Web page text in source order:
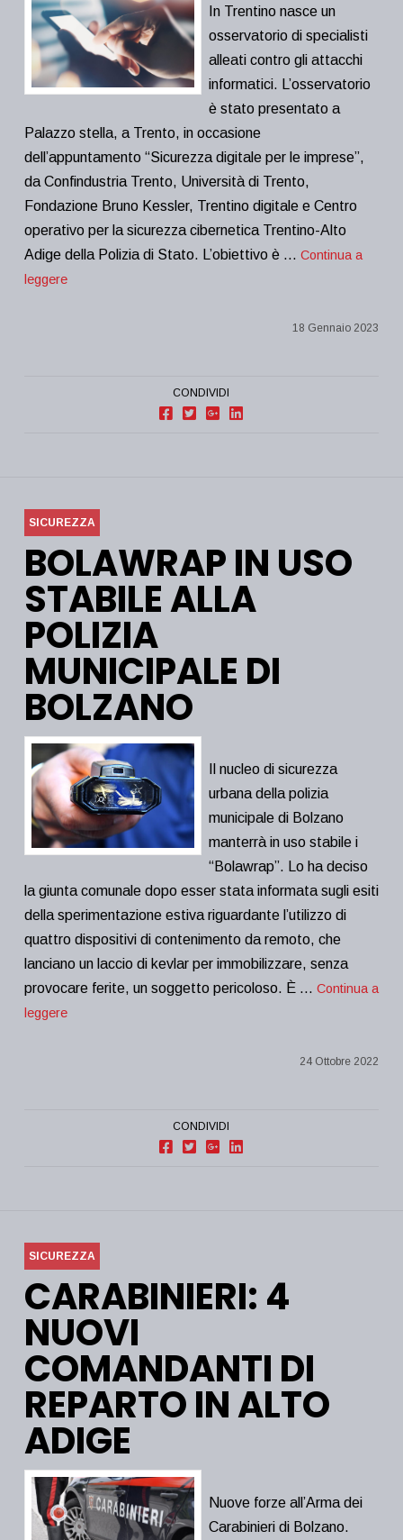
In Trentino nasce un
osservatorio di specialisti
alleati contro gli attacchi
informatici. L’osservatorio
è stato presentato a
Palazzo stella, a Trento, in occasione
dell’appuntamento “Sicurezza digitale per le imprese”,
da Confindustria Trento, Università di Trento,
Fondazione Bruno Kessler, Trentino digitale e Centro
operativo per la sicurezza cibernetica Trentino-Alto
Adige della Polizia di Stato. L’obiettivo è … Continua a
leggere
18 Gennaio 2023
CONDIVIDI
SICUREZZA
BOLAWRAP IN USO
STABILE ALLA
POLIZIA
MUNICIPALE DI
BOLZANO
Il nucleo di sicurezza
urbana della polizia
municipale di Bolzano
manterrà in uso stabile i
“Bolawrap”. Lo ha deciso
la giunta comunale dopo esser stata informata sugli esiti
della sperimentazione estiva riguardante l’utilizzo di
quattro dispositivi di contenimento da remoto, che
lanciano un laccio di kevlar per immobilizzare, senza
provocare ferite, un soggetto pericoloso. È … Continua a
leggere
24 Ottobre 2022
CONDIVIDI
SICUREZZA
CARABINIERI: 4
NUOVI
COMANDANTI DI
REPARTO IN ALTO
ADIGE
Nuove forze all’Arma dei
Carabinieri di Bolzano.